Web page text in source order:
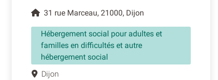
31 rue Marceau, 21000, Dijon
Hébergement social pour adultes et
familles en difficultés et autre
hébergement social
Dijon